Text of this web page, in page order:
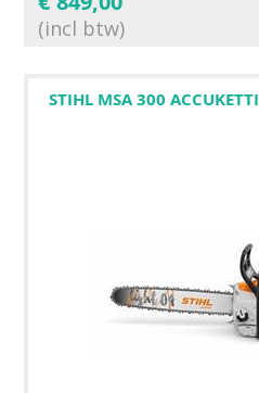
(incl btw)
STIHL MSA 300